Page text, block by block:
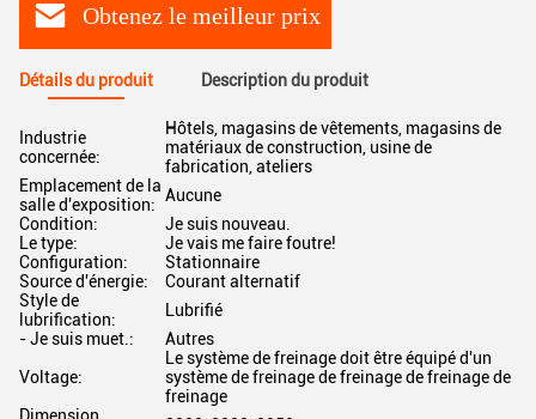
Obtenez le meilleur prix
Détails du produit Description du produit
Industrie
concernée:
Hôtels, magasins de vêtements, magasins de
matériaux de construction, usine de
fabrication, ateliers
Emplacement de la
salle d'exposition: Aucune
Condition:
Je suis nouveau.
Le type:
Je vais me faire foutre!
Configuration:
Stationnaire
Source d'énergie:
Courant alternatif
Style de
lubrification:
Lubrifié
- Je suis muet.:
Autres
Voltage:
Le système de freinage doit être équipé d'un
système de freinage de freinage de freinage de
freinage